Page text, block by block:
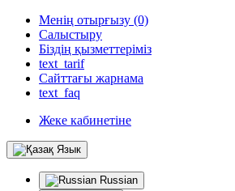
Менің отырғызу (0)
Салыстыру
Біздің қызметтеріміз
text_tarif
Сайттағы жарнама
text_faq
Жеке кабинетіне
Язык
Russian